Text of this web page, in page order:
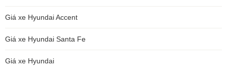
Giá xe Hyundai Accent
Giá xe Hyundai Santa Fe
Giá xe Hyundai